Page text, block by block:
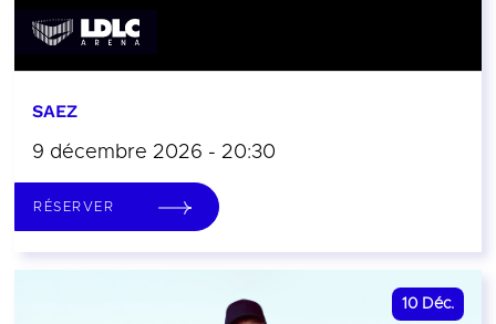
SAEZ
9 décembre 2026 - 20:30
RÉSERVER
10 Déc.